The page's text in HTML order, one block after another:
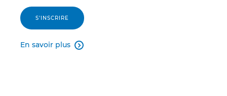
S'INSCRIRE
En savoir plus 